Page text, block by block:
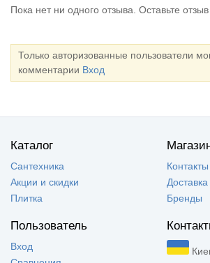
Пока нет ни одного отзыва. Оставьте
Только авторизованные пользователи
комментарии Вход
Каталог
Сантехника
Акции и скидки
Плитка
Контакты
Бренды
Пользователь
Вход